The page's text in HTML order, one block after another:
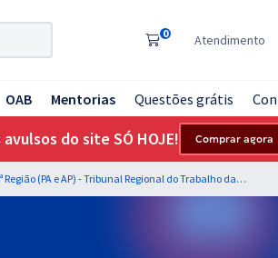
0 Atendimento
OAB Mentorias Questões grátis
do site SÓ HOJE! Comprar agora
TRT 8ª Região (PA e AP) - Tribunal Regional do Trabalho da 8ª Região - Direito Constitucional para o Cargo 16: Analista Judiciário - Área: Judiciária - Professor Aragonê Fernandes (Pré-Edital)